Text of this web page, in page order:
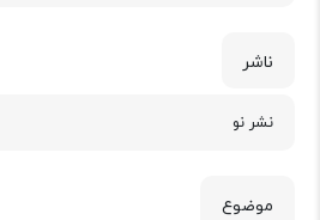
ناشر
نشر نو
موضوع